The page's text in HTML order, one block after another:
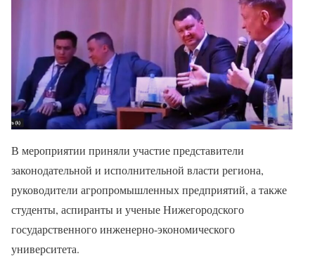
В мероприятии приняли участие представители
законодательной и исполнительной власти региона,
руководители агропромышленных предприятий, а также
студенты, аспиранты и ученые Нижегородского
государственного инженерно-экономического
университета.